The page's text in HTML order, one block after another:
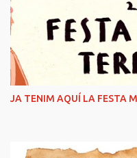
JA TENIM AQUÍ LA FESTA